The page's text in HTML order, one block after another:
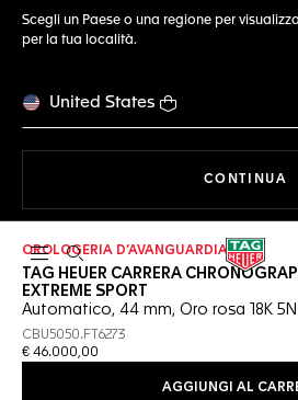
Scegli un Paese o una regione per
per la tua località.
United States
CONTINUA
Apri la ricerca
OROLOGERIA D’AVANGUARDIA
TAG HEUER CARRERA
EXTREME SPORT
Automatico, 44 mm, Oro rosa 18K
CBU5050.FT6273
€ 46.000,00
AGGIUNGI AL